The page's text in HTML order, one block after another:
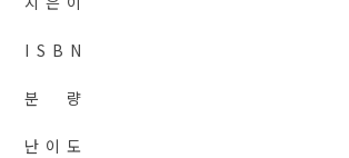
I S B N
분 량
난 이 도